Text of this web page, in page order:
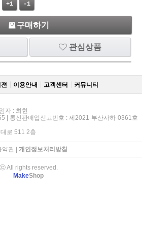
+1 -1
구매하기
관심상품
이용안내 고객센터 커뮤니티
자 : 최현
| 통신판매업신고번호 : 제2021-부산사하-0361호
로 511 2층
약관| 개인정보처리방침
ⓒ All rights reserved.
MakeShop